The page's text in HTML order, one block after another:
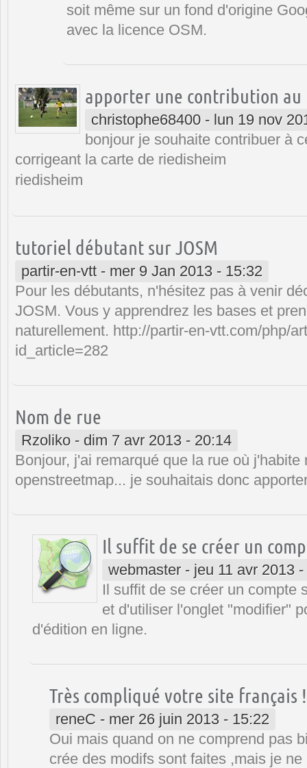
soit même sur un fond d'origine
avec la licence OSM.
apporter une contribution
christophe68400 - lun 19 nov
bonjour je souhaite contribuer à
corrigeant la carte de riedisheim
riedisheim
tutoriel débutant sur JOSM
partir-en-vtt - mer 9 Jan 2013 - 15:32
Pour les débutants, n'hésitez pas à venir
JOSM. Vous y apprendrez les bases et
naturellement. http://partir-en-vtt.com/php/
id_article=282
Nom de rue
Rzoliko - dim 7 avr 2013 - 20:14
Bonjour, j'ai remarqué que la rue où j'habite
openstreetmap... je souhaitais donc
Il suffit de se créer un
webmaster- jeu 11 avr 2013
Il suffit de se créer un
et d'utiliser l'onglet "modifier"
d'édition en ligne.
Très compliqué votre site français !
reneC - mer 26 juin 2013 - 15:22
Oui mais quand on ne comprend pas
crée des modifs sont faites ,mais je